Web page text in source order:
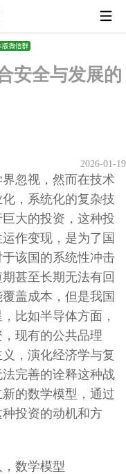
安全与发展的
2026-01-19
忽视，然而在技术
，系统化的复杂技
大的投资，这种投
作变现，是为了国
该国的系统性冲击
甚至长期无法有回
盖成本，但是我国
比如半导体方面，
现有的公共品理
，演化经济学与复
完善的诠释这种战
的数学模型，通过
投资的动机和方
数学模型